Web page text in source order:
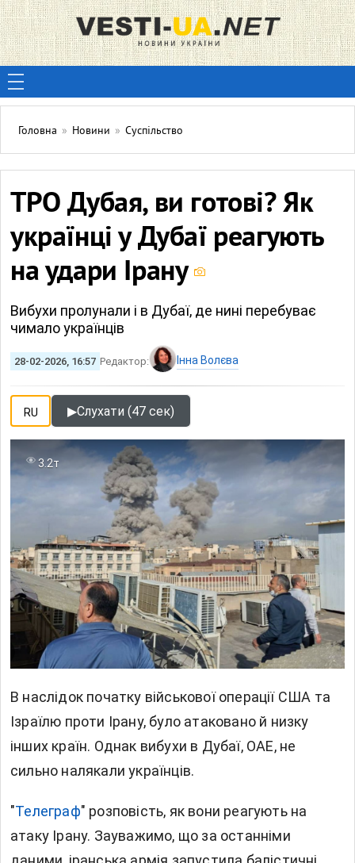
Головна » Новини » Суспільство
ТРО Дубая, ви готові? Як
українці у Дубаї реагують
на удари Ірану
Вибухи пролунали і в Дубаї, де нині перебуває
чимало українців
28-02-2026, 16:57 Редактор: Інна Волєва
RU ▶Слухати (47 сек)
3.2т
В наслідок початку військової операції США та
Ізраїлю проти Ірану, було атаковано й низку
інших країн. Однак вибухи в Дубаї, ОАЕ, не
сильно налякали українців.
"Телеграф" розповість, як вони реагують на
атаку Ірану. Зауважимо, що за останніми